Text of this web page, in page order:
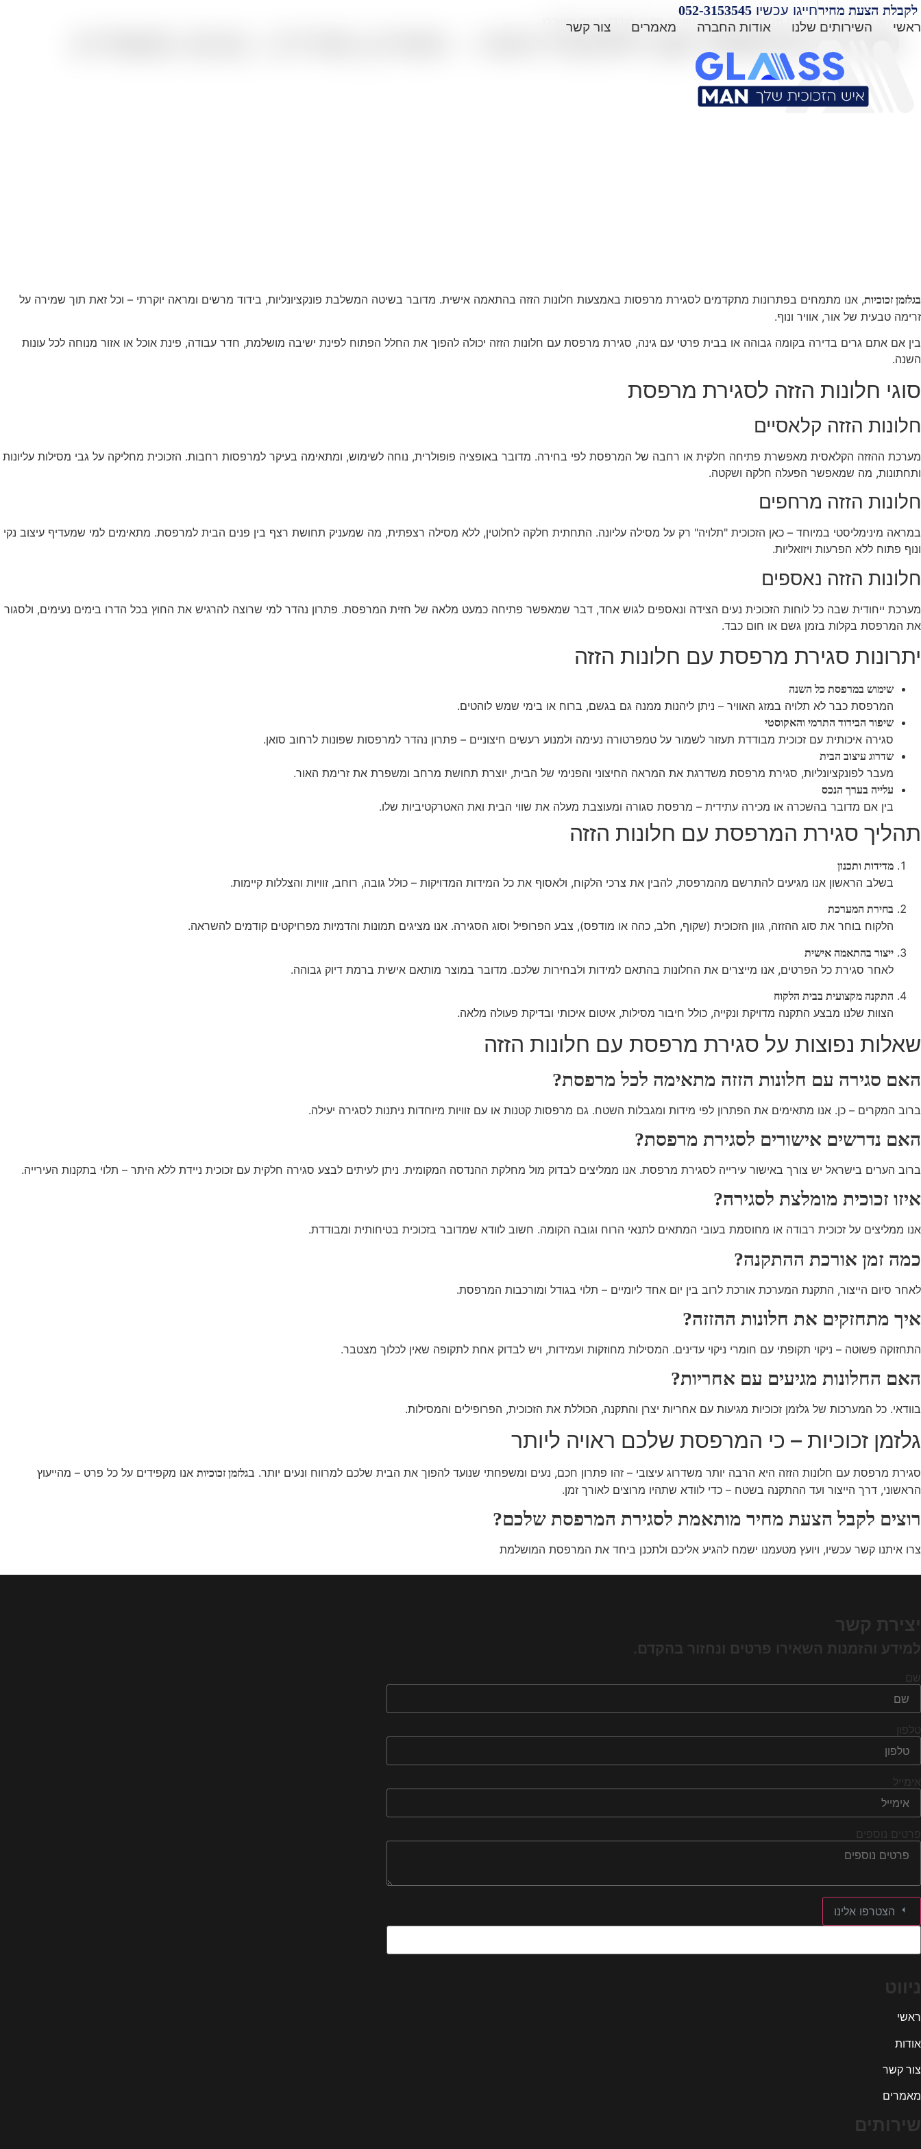
דלג
לתוכן
לקבלת הצעת מחירחייגו עכשיו 052-3153545⁩
ראשי השירותים שלנו אודות החברה מאמרים צור קשר ראשי »מאמרים »סגירת מרפסת עם חלונות הזזה – פתרון מודרני, נעים ומשדרג
סגירת מרפסת עם חלונות הזזה – פתרון מודרני, נעים ומשדרג
בגלזמן זכוכיות, אנו מתמחים בפתרונות מתקדמים לסגירת מרפסות באמצעות חלונות הזזה בהתאמה אישית. מדובר בשיטה המשלבת פונקציונליות, בידוד מרשים ומראה יוקרתי – וכל זאת תוך שמירה על
זרימה טבעית של אור, אוויר ונוף.
בין אם אתם גרים בדירה בקומה גבוהה או בבית פרטי עם גינה, סגירת מרפסת עם חלונות הזזה יכולה להפוך את החלל הפתוח לפינת ישיבה מושלמת, חדר עבודה, פינת אוכל או אזור מנוחה לכל עונות
השנה.
סוגי חלונות הזזה לסגירת מרפסת
חלונות הזזה קלאסיים
מערכת ההזזה הקלאסית מאפשרת פתיחה חלקית או רחבה של המרפסת לפי בחירה. מדובר באופציה פופולרית, נוחה לשימוש, ומתאימה בעיקר למרפסות רחבות. הזכוכית מחליקה על גבי מסילות עליונות
ותחתונות, מה שמאפשר הפעלה חלקה ושקטה.
חלונות הזזה מרחפים
במראה מינימליסטי במיוחד – כאן הזכוכית "תלויה" רק על מסילה עליונה. התחתית חלקה לחלוטין, ללא מסילה רצפתית, מה שמעניק תחושת רצף בין פנים הבית למרפסת. מתאימים למי שמעדיף עיצוב נקי
ונוף פתוח ללא הפרעות ויזואליות.
חלונות הזזה נאספים
מערכת ייחודית שבה כל לוחות הזכוכית נעים הצידה ונאספים לגוש אחד, דבר שמאפשר פתיחה כמעט מלאה של חזית המרפסת. פתרון נהדר למי שרוצה להרגיש את החוץ בכל הדרו בימים נעימים, ולסגור
את המרפסת בקלות בזמן גשם או חום כבד.
יתרונות סגירת מרפסת עם חלונות הזזה
שימוש במרפסת כל השנה
המרפסת כבר לא תלויה במזג האוויר – ניתן ליהנות ממנה גם בגשם, ברוח או בימי שמש לוהטים.
שיפור הבידוד התרמי והאקוסטי
סגירה איכותית עם זכוכית מבודדת תעזור לשמור על טמפרטורה נעימה ולמנוע רעשים חיצוניים – פתרון נהדר למרפסות שפונות לרחוב סואן.
שדרוג עיצוב הבית
מעבר לפונקציונליות, סגירת מרפסת משדרגת את המראה החיצוני והפנימי של הבית, יוצרת תחושת מרחב ומשפרת את זרימת האור.
עלייה בערך הנכס
בין אם מדובר בהשכרה או מכירה עתידית – מרפסת סגורה ומעוצבת מעלה את שווי הבית ואת האטרקטיביות שלו.
תהליך סגירת המרפסת עם חלונות הזזה
מדידות ותכנון
בשלב הראשון אנו מגיעים להתרשם מהמרפסת, להבין את צרכי הלקוח, ולאסוף את כל המידות המדויקות – כולל גובה, רוחב, זוויות והצללות קיימות.
בחירת המערכת
הלקוח בוחר את סוג ההזזה, גוון הזכוכית (שקוף, חלב, כהה או מודפס), צבע הפרופיל וסוג הסגירה. אנו מציגים תמונות והדמיות מפרויקטים קודמים להשראה.
ייצור בהתאמה אישית
לאחר סגירת כל הפרטים, אנו מייצרים את החלונות בהתאם למידות ולבחירות שלכם. מדובר במוצר מותאם אישית ברמת דיוק גבוהה.
התקנה מקצועית בבית הלקוח
הצוות שלנו מבצע התקנה מדויקת ונקייה, כולל חיבור מסילות, איטום איכותי ובדיקת פעולה מלאה.
שאלות נפוצות על סגירת מרפסת עם חלונות הזזה
האם סגירה עם חלונות הזזה מתאימה לכל מרפסת?
ברוב המקרים – כן. אנו מתאימים את הפתרון לפי מידות ומגבלות השטח. גם מרפסות קטנות או עם זוויות מיוחדות ניתנות לסגירה יעילה.
האם נדרשים אישורים לסגירת מרפסת?
ברוב הערים בישראל יש צורך באישור עירייה לסגירת מרפסת. אנו ממליצים לבדוק מול מחלקת ההנדסה המקומית. ניתן לעיתים לבצע סגירה חלקית עם זכוכית ניידת ללא היתר – תלוי בתקנות העירייה.
איזו זכוכית מומלצת לסגירה?
אנו ממליצים על זכוכית רבודה או מחוסמת בעובי המתאים לתנאי הרוח וגובה הקומה. חשוב לוודא שמדובר בזכוכית בטיחותית ומבודדת.
כמה זמן אורכת ההתקנה?
לאחר סיום הייצור, התקנת המערכת אורכת לרוב בין יום אחד ליומיים – תלוי בגודל ומורכבות המרפסת.
איך מתחזקים את חלונות ההזזה?
התחזוקה פשוטה – ניקוי תקופתי עם חומרי ניקוי עדינים. המסילות מחוזקות ועמידות, ויש לבדוק אחת לתקופה שאין לכלוך מצטבר.
האם החלונות מגיעים עם אחריות?
בוודאי. כל המערכות של גלזמן זכוכיות מגיעות עם אחריות יצרן והתקנה, הכוללת את הזכוכית, הפרופילים והמסילות.
גלזמן זכוכיות – כי המרפסת שלכם ראויה ליותר
סגירת מרפסת עם חלונות הזזה היא הרבה יותר משדרוג עיצובי – זהו פתרון חכם, נעים ומשפחתי שנועד להפוך את הבית שלכם למרווח ונעים יותר. בגלזמן זכוכיות אנו מקפידים על כל פרט – מהייעוץ
הראשוני, דרך הייצור ועד ההתקנה בשטח – כדי לוודא שתהיו מרוצים לאורך זמן.
רוצים לקבל הצעת מחיר מותאמת לסגירת המרפסת שלכם?
צרו איתנו קשר עכשיו, ויועץ מטעמנו ישמח להגיע אליכם ולתכנן ביחד את המרפסת המושלמת
יצירת קשר
למידע והזמנות השאירו פרטים ונחזור בהקדם.
שם
טלפון
אימייל
פרטים נוספים
הצטרפו אלינו
ניווט
ראשי
אודות
צור קשר
מאמרים
שירותים